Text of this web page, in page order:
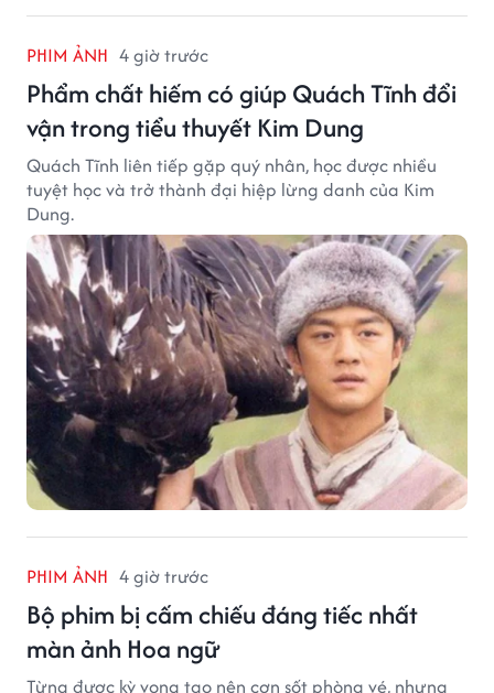
PHIM ẢNH 4 giờ trước
Phẩm chất hiếm có giúp Quách Tĩnh đổi
vận trong tiểu thuyết Kim Dung
Quách Tĩnh liên tiếp gặp quý nhân, học được nhiều
tuyệt học và trở thành đại hiệp lừng danh của Kim
Dung.
PHIM ẢNH 4 giờ trước
Bộ phim bị cấm chiếu đáng tiếc nhất
màn ảnh Hoa ngữ
Từng được kỳ vọng tạo nên cơn sốt phòng vé, nhưng